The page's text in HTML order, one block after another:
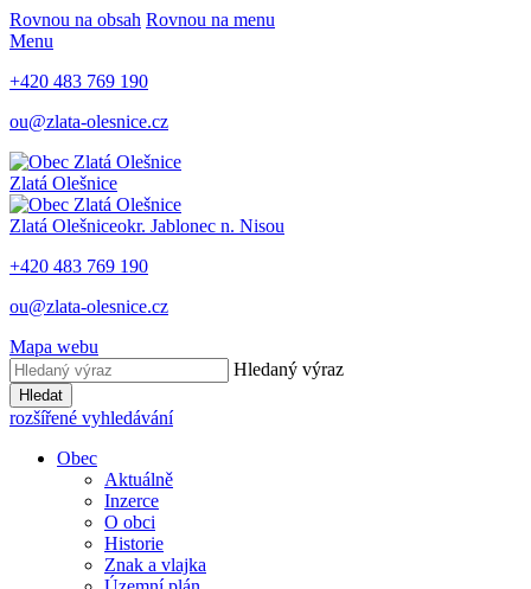
Rovnou na obsah Rovnou na menu
Menu
+420 483 769 190
ou@zlata-olesnice.cz
Zlatá Olešnice
Zlatá Olešniceokr. Jablonec n. Nisou
+420 483 769 190
ou@zlata-olesnice.cz
Mapa webu
Hledaný výraz
Hledat
rozšířené vyhledávání
Obec
Aktuálně
Inzerce
O obci
Historie
Znak a vlajka